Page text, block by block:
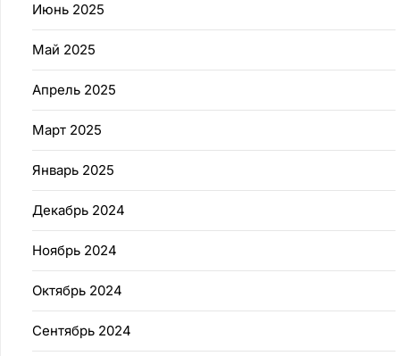
Июнь 2025
Май 2025
Апрель 2025
Март 2025
Январь 2025
Декабрь 2024
Ноябрь 2024
Октябрь 2024
Сентябрь 2024